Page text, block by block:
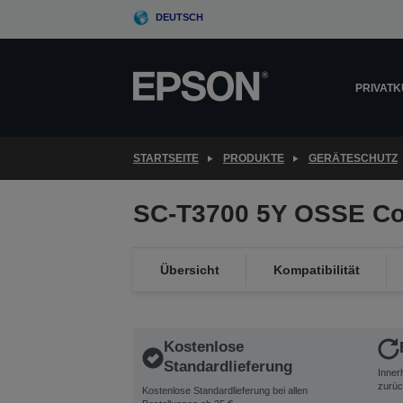
DEUTSCH
STARTSEITE PRODUKTE GERÄTESCHUTZ
SC-T3700 5Y OSSE
Übersicht Kompatibilität
Kostenlose
Standardlieferung
Kostenlose Standardlieferung bei allen